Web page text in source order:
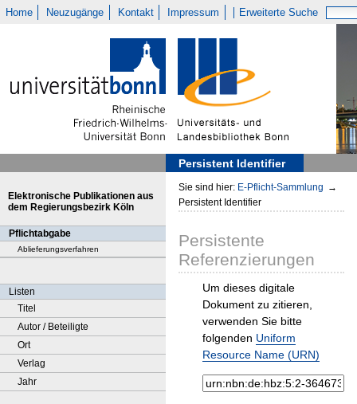
Home Neuzugänge Kontakt Impressum Erweiterte Suche
Persistent Identifier
Elektronische Publikationen aus
dem Regierungsbezirk Köln
Pflichtabgabe
Ablieferungsverfahren
Listen
Titel
Autor / Beteiligte
Ort
Verlag
Jahr
Sie sind hier: E-Pflicht-Sammlung →
Persistent Identifier
Persistente
Referenzierungen
Um dieses digitale
Dokument zu zitieren,
verwenden Sie bitte
folgenden Uniform
Resource Name (URN)